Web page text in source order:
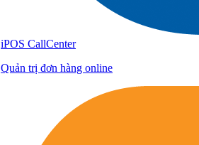
iPOS CallCenter
Quản trị đơn hàng online